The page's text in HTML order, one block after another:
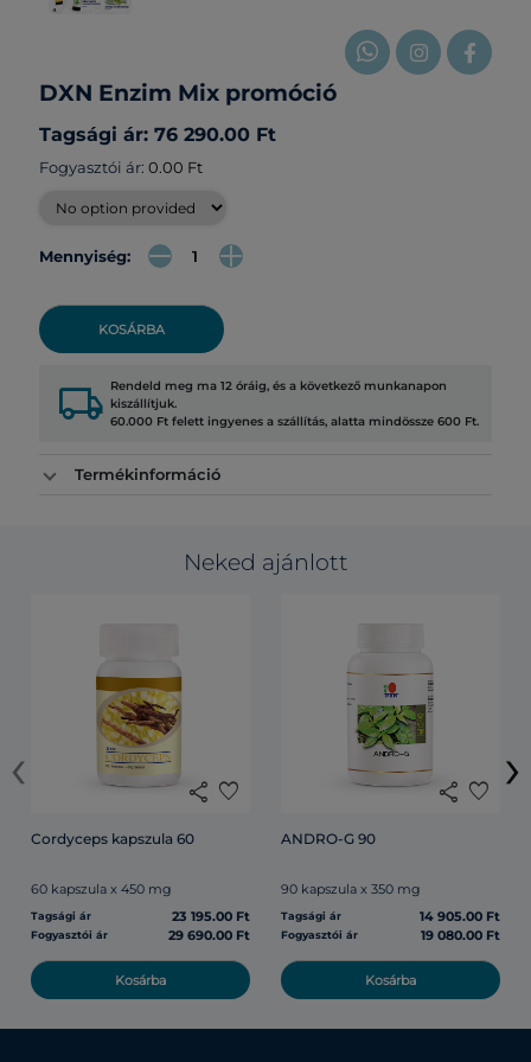
DXN Enzim Mix promóció
Tagsági ár: 76 290.00 Ft
Fogyasztói ár: 0.00 Ft
Mennyiség:
KOSÁRBA
local_shipping Rendeld meg ma 12 óráig, és a következő munkanapon
kiszállítjuk.
60.000 Ft felett ingyenes a szállítás, alatta mindössze 600 Ft.
Termékinformáció
Neked ajánlott
share favorite
Cordyceps kapszula 60
60 kapszula x 450 mg
Tagsági ár 23 195.00 Ft
Fogyasztói ár 29 690.00 Ft
Kosárba
share favorite
ANDRO-G 90
90 kapszula x 350 mg
Tagsági ár 14 905.00 Ft
Fogyasztói ár 19 080.00 Ft
Kosárba
‹ ›